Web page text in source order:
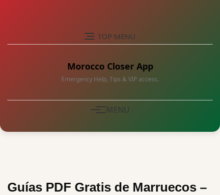
TOP MENU
Morocco Closer App
Emergency Help, Tips & VIP access.
MENU
Guías PDF Gratis de Marruecos –